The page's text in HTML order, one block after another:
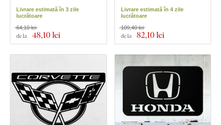
Livrare estimată în 3 zile
lucrătoare
de la 48,10 lei
64,10 lei
Livrare estimată în 4 zile
lucrătoare
de la 82,10 lei
109,40 lei